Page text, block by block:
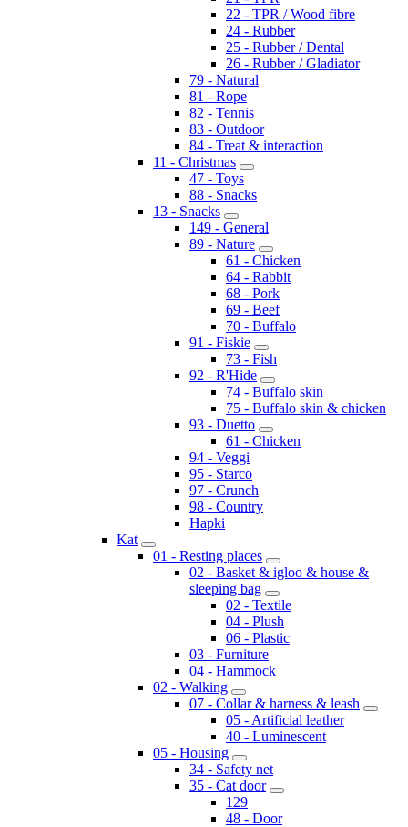
22 - TPR / Wood fibre
24 - Rubber
25 - Rubber / Dental
26 - Rubber / Gladiator
79 - Natural
81 - Rope
82 - Tennis
83 - Outdoor
84 - Treat & interaction
11 - Christmas
47 - Toys
88 - Snacks
13 - Snacks
149 - General
89 - Nature
61 - Chicken
64 - Rabbit
68 - Pork
69 - Beef
70 - Buffalo
91 - Fiskie
73 - Fish
92 - R'Hide
74 - Buffalo skin
75 - Buffalo skin & chicken
93 - Duetto
61 - Chicken
94 - Veggi
95 - Starco
97 - Crunch
98 - Country
Hapki
Kat
01 - Resting places
02 - Basket & igloo & house &
sleeping bag
02 - Textile
04 - Plush
06 - Plastic
03 - Furniture
04 - Hammock
02 - Walking
07 - Collar & harness & leash
05 - Artificial leather
40 - Luminescent
05 - Housing
34 - Safety net
35 - Cat door
129
48 - Door